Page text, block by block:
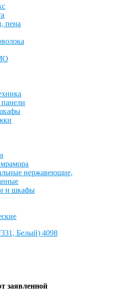
пена
нержавеющие,
и шкафы
заявленной